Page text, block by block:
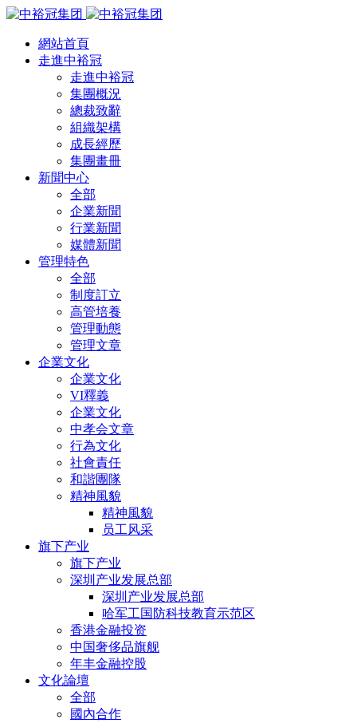
網站首頁
走進中裕冠
走進中裕冠
集團概況
總裁致辭
組織架構
成長經歷
集團畫冊
新聞中心
全部
企業新聞
行業新聞
媒體新聞
管理特色
全部
制度訂立
高管培養
管理動態
管理文章
企業文化
企業文化
VI釋義
企業文化
中孝会文章
行為文化
社會責任
和諧團隊
精神風貌
精神風貌
员工风采
旗下产业
旗下产业
深圳产业发展总部
深圳产业发展总部
哈军工国防科技教育示范区
香港金融投资
中国奢侈品旗舰
年丰金融控股
文化論壇
全部
國內合作